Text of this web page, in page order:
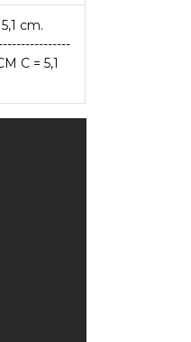
cm.
C = 5,1